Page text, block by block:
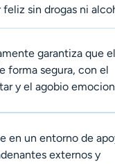
sin drogas ni
garantiza que el
forma segura, con el
y el agobio
en un entorno de
externos y